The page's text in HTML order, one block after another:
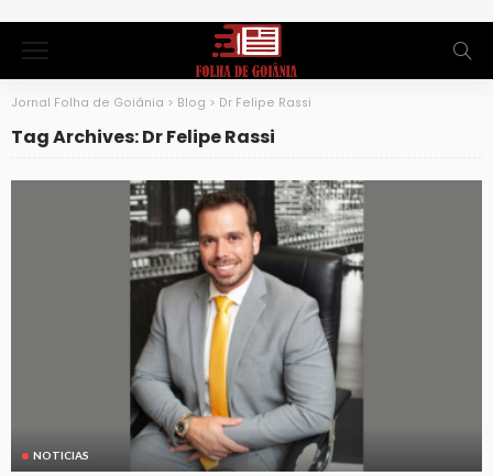
Jornal Folha de Goiânia > Blog > Dr Felipe Rassi
Tag Archives: Dr Felipe Rassi
NOTICIAS